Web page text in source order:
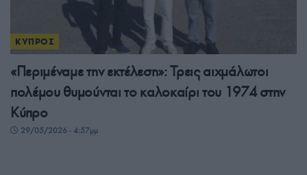
ΚΥΠΡΟΣ
«Περιμέναμε την εκτέλεση»: Τρεις αιχμάλωτοι
πολέμου θυμούνται το καλοκαίρι του 1974 στην
Κύπρο
29/05/2026 - 4:57μμ